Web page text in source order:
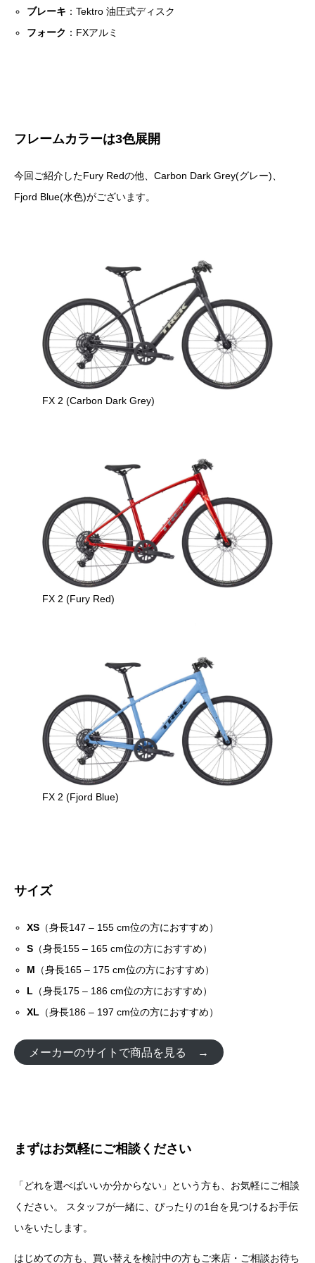
ブレーキ ：Tektro 油圧式ディスク
フォーク ：FXアルミ
フレームカラーは3色展開
今回ご紹介したFury Redの他、Carbon Dark Grey(グレー)、
Fjord Blue(水色)がございます。
FX 2 (Carbon Dark Grey)
FX 2 (Fury Red)
FX 2 (Fjord Blue)
サイズ
XS （身長147 – 155 cm位の方におすすめ）
S （身長155 – 165 cm位の方におすすめ）
M （身長165 – 175 cm位の方におすすめ）
L （身長175 – 186 cm位の方におすすめ）
XL （身長186 – 197 cm位の方におすすめ）
メーカーのサイトで商品を見る →
まずはお気軽にご相談ください
「どれを選べばいいか分からない」という方も、お気軽にご相談
ください。 スタッフが一緒に、ぴったりの1台を見つけるお手伝
いをいたします。
はじめての方も、買い替えを検討中の方もご来店・ご相談お待ち